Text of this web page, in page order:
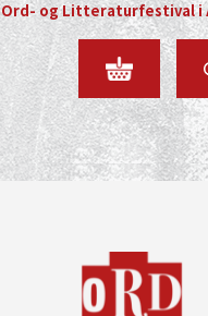
Ord- og Litteraturfestival i